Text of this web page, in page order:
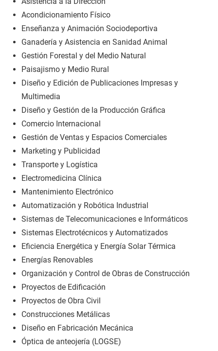
Acondicionamiento Físico
Enseñanza y Animación Sociodeportiva
Ganadería y Asistencia en Sanidad Animal
Gestión Forestal y del Medio Natural
Paisajismo y Medio Rural
Diseño y Edición de Publicaciones Impresas y
Multimedia
Diseño y Gestión de la Producción Gráfica
Comercio Internacional
Gestión de Ventas y Espacios Comerciales
Marketing y Publicidad
Transporte y Logística
Electromedicina Clínica
Mantenimiento Electrónico
Automatización y Robótica Industrial
Sistemas de Telecomunicaciones e Informáticos
Sistemas Electrotécnicos y Automatizados
Eficiencia Energética y Energía Solar Térmica
Energías Renovables
Organización y Control de Obras de Construcción
Proyectos de Edificación
Proyectos de Obra Civil
Construcciones Metálicas
Diseño en Fabricación Mecánica
Óptica de anteojería (LOGSE)